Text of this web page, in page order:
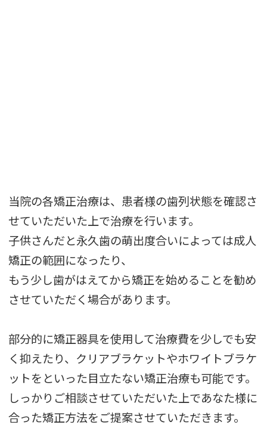
当院の各矯正治療は、患者様の歯列状態を確認さ
せていただいた上で治療を行います。
子供さんだと永久歯の萌出度合いによっては成人
矯正の範囲になったり、
もう少し歯がはえてから矯正を始めることを勧め
させていただく場合があります。
部分的に矯正器具を使用して治療費を少しでも安
く抑えたり、クリアブラケットやホワイトブラケ
ットをといった目立たない矯正治療も可能です。
しっかりご相談させていただいた上であなた様に
合った矯正方法をご提案させていただきます。